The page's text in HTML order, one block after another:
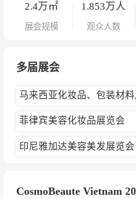
2.4万㎡
展会规模
1.853万人
观众人数
多届展会
菲律宾美容化妆品展览会
印尼雅加达美容美发展览会
CosmoBeaute Vietnam